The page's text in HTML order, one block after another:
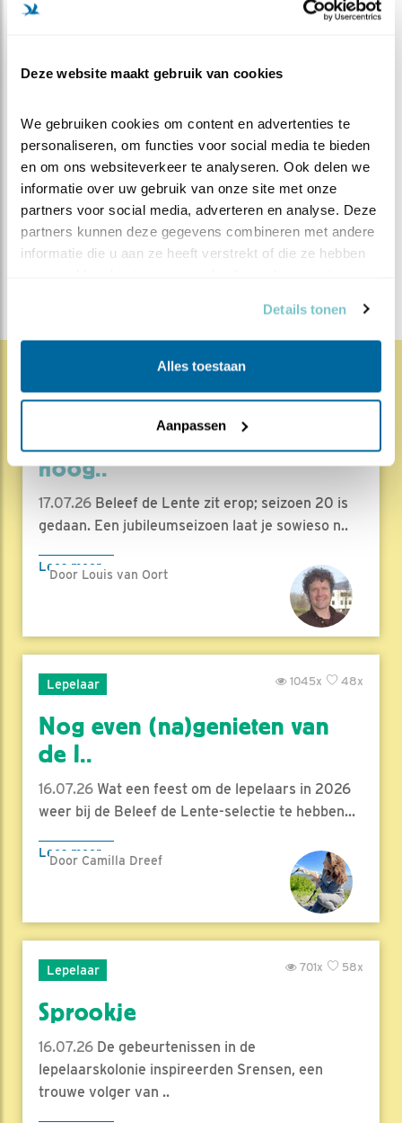
Deze website maakt gebruik van cookies
We gebruiken cookies om content en advertenties te
personaliseren, om functies voor social media te bieden
en om ons websiteverkeer te analyseren. Ook delen we
informatie over uw gebruik van onze site met onze
partners voor social media, adverteren en analyse. Deze
partners kunnen deze gegevens combineren met andere
informatie die u aan ze heeft verstrekt of die ze hebben
Details tonen
Alles toestaan
Aanpassen
Vind ik leuk
Bewaar deze blog
MEER OVER
Steenuil
Alle Beleef de
Lente blogs
DEEL DIT BERICHT
Natuur en Vogels 67x
1815x
Herleef de Lente: de vele
hoog..
17.07.26 Beleef de Lente zit erop; seizoen 20 is
gedaan. Een jubileumseizoen laat je sowieso n..
Lees meer
Door Louis van Oort
Lepelaar 48x
1045x
Nog even (na)genieten van
de l..
16.07.26 Wat een feest om de lepelaars in 2026
weer bij de Beleef de Lente-selectie te hebben...
Lees meer
Door Camilla Dreef
Lepelaar 58x
701x
Sprookje
16.07.26 De gebeurtenissen in de
lepelaarskolonie inspireerden Srensen, een
trouwe volger van ..